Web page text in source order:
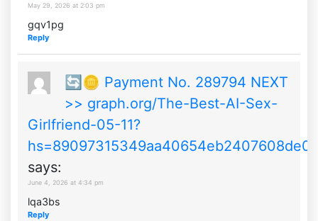
May 29, 2026 at 2:03 pm
gqv1pg
Reply
🔄🪙 Payment No. 289794 NEXT
>> graph.org/The-Best-AI-Sex-
Girlfriend-05-11?
says:
June 4, 2026 at 4:34 pm
lqa3bs
Reply